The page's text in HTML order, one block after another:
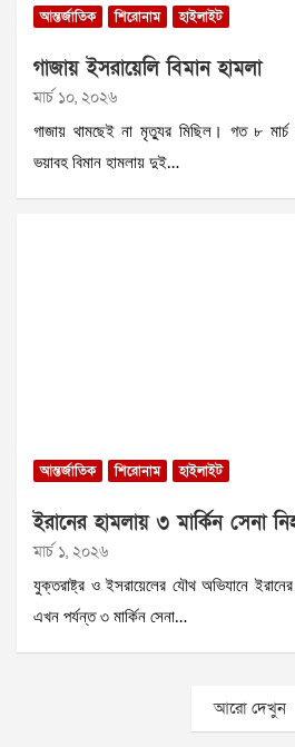
আন্তর্জাতিক শিরোনাম হাইলাইট
গাজায় ইসরায়েলি বিমান হামলা
মার্চ ১০, ২০২৬
গাজায় থামছেই না মৃত্যুর মিছিল। গত ৮ মার্চ
ভয়াবহ বিমান হামলায় দুই…
আন্তর্জাতিক শিরোনাম হাইলাইট
ইরানের হামলায় ৩ মার্কিন সেনা
মার্চ ১, ২০২৬
যুক্তরাষ্ট্র ও ইসরায়েলের যৌথ অভিযানে
এখন পর্যন্ত ৩ মার্কিন সেনা…
আরো দেখুন